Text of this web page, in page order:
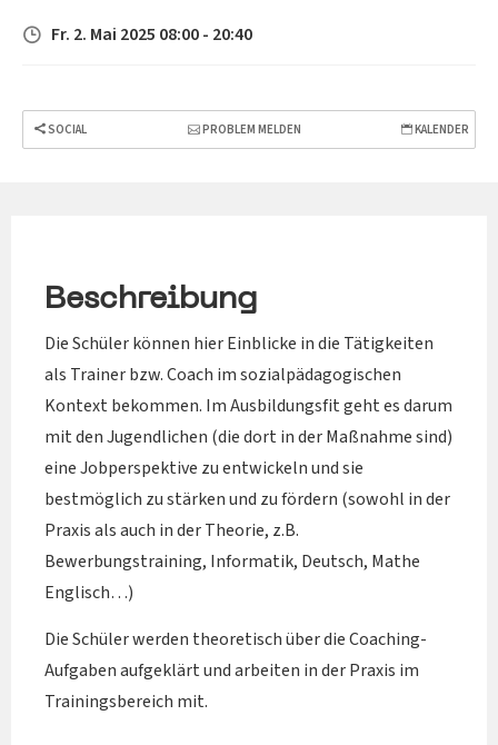
Fr. 2. Mai 2025 08:00 - 20:40
SOCIAL PROBLEM MELDEN KALENDER
Beschreibung
Die Schüler können hier Einblicke in die Tätigkeiten
als Trainer bzw. Coach im sozialpädagogischen
Kontext bekommen. Im Ausbildungsfit geht es darum
mit den Jugendlichen (die dort in der Maßnahme sind)
eine Jobperspektive zu entwickeln und sie
bestmöglich zu stärken und zu fördern (sowohl in der
Praxis als auch in der Theorie, z.B.
Bewerbungstraining, Informatik, Deutsch, Mathe
Englisch…)
Die Schüler werden theoretisch über die Coaching-
Aufgaben aufgeklärt und arbeiten in der Praxis im
Trainingsbereich mit.